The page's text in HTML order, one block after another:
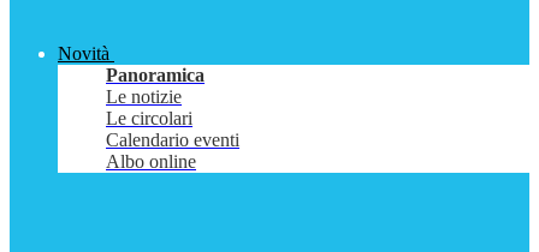
Novità
Panoramica
Le notizie
Le circolari
Calendario eventi
Albo online